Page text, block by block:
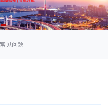
常见问题